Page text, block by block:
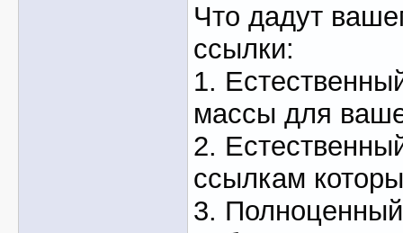
Что дадут
ссылки:
1.
массы для
2.
ссылкам
3.